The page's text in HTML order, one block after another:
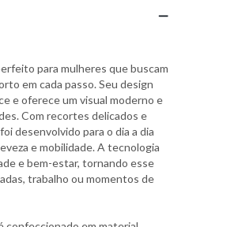
para mulheres que buscam
em cada passo. Seu design
e oferece um visual moderno e
Com recortes delicados e
desenvolvido para o dia a dia
e mobilidade. A tecnologia
e bem-estar, tornando esse
trabalho ou momentos de